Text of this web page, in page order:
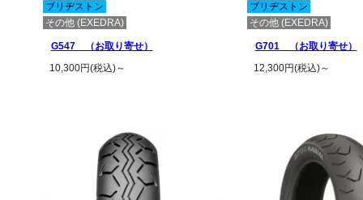
ブリヂストン
その他 (EXEDRA)
G547 （お取り寄せ）
10,300円(税込)～
ブリヂストン
その他 (EXEDRA)
G701 （お取り寄せ）
12,300円(税込)～